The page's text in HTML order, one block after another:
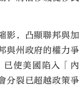
影，凸顯聯邦與加
與州政府的權力爭
使美國陷入「內
分裂已超越政策爭